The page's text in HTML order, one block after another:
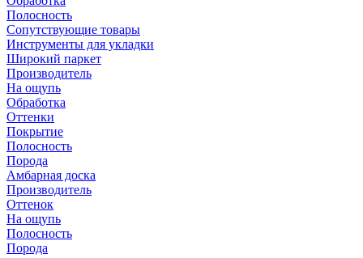
Полосность
Сопутствующие товары
Инструменты для укладки
Широкий паркет
Производитель
На ощупь
Обработка
Оттенки
Покрытие
Полосность
Порода
Амбарная доска
Производитель
Оттенок
На ощупь
Полосность
Порода